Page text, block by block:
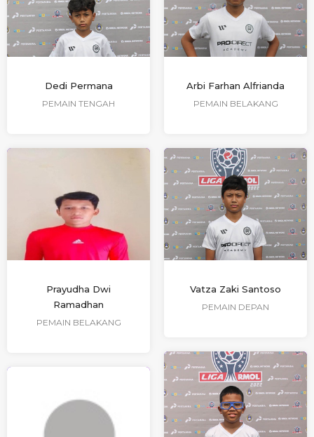
Dedi Permana
PEMAIN TENGAH
Arbi Farhan Alfrianda
PEMAIN BELAKANG
Prayudha Dwi
Ramadhan
PEMAIN BELAKANG
Vatza Zaki Santoso
PEMAIN DEPAN